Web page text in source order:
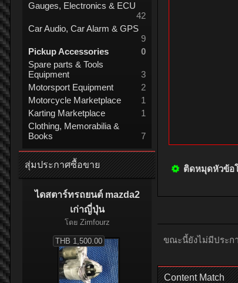
Gauges, Electronics & ECU
42
Car Audio, Car Alarm & GPS
9
Pickup Accessories
0
Spare parts & Tools
Equipment
3
Motorsport Equipment
2
Motorcycle Marketplace
1
Karting Marketplace
1
Clothing, Memorabilia &
Books
7
สุ่มประกาศซื้อขาย
ไดสตาร์ทรถยนต์ mazda2
เก่าญี่ปุ่น
โดย Zimfourz
THB 1,500.00
ติดหมุดหัวข้อ
ขณะนี้ยังไม่มีประก
Content Match